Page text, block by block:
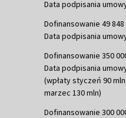
Data podpisania
Dofinansowanie 49 848
Data podpisania
Dofinansowanie 350
Data podpisania
(wpłaty styczeń 90
marzec 130 mln)
Dofinansowanie 300